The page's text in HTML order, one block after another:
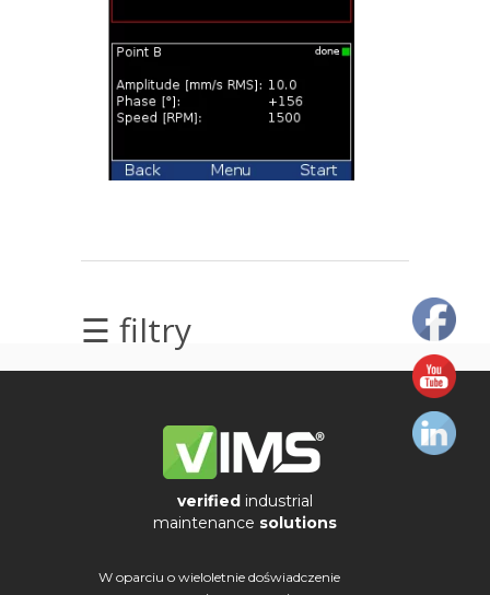
☰ filtry
Wibrodiagnostyka
Wizualizacja
verified industrial
maintenance solutions
W oparciu o wieloletnie doświadczenie